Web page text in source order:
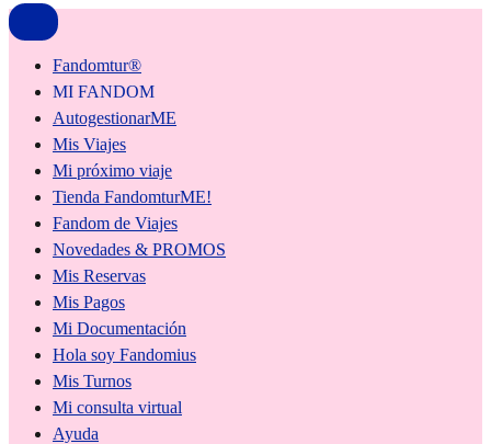
Fandomtur®
MI FANDOM
AutogestionarME
Mis Viajes
Mi próximo viaje
Tienda FandomturME!
Fandom de Viajes
Novedades & PROMOS
Mis Reservas
Mis Pagos
Mi Documentación
Hola soy Fandomius
Mis Turnos
Mi consulta virtual
Ayuda